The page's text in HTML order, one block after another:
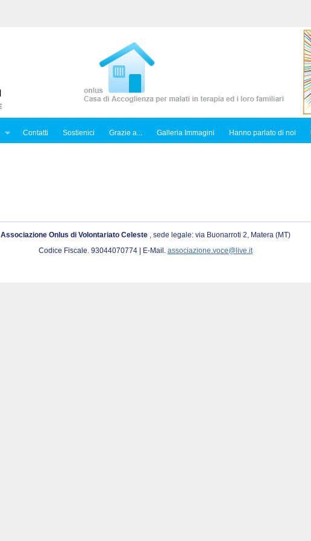
Contatti Sostienici Grazie a... Galleria Immagini Hanno parlato di noi
Associazione Onlus di Volontariato Celeste , sede legale: via Buonarroti 2, Matera (MT)
Codice Fiscale. 93044070774 | E-Mail. associazione.voce@live.it